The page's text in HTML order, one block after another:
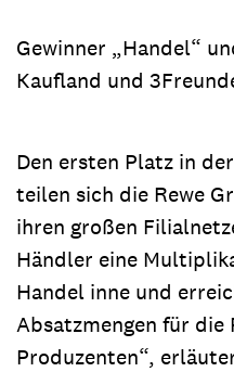
Gewinner „Handel“
Kaufland und
Den ersten Platz in
teilen sich die Rewe
ihren großen
Händler eine
Handel inne und
Absatzmengen für die
Produzenten“,